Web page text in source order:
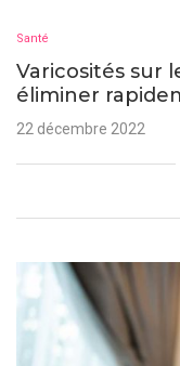
Santé
Varicosités sur
éliminer
22 décembre 2022